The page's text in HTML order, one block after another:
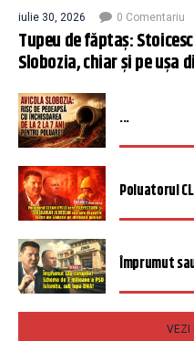
iulie 30, 2026 0 Comentariu
Tupeu de făptaș:
Slobozia, chiar și pe ușa
...
Poluatorul
Împrumut
VEZI